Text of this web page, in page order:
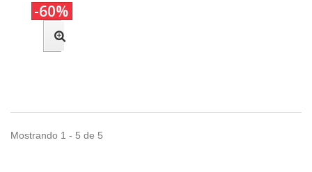
-60%
Mostrando 1 - 5 de 5